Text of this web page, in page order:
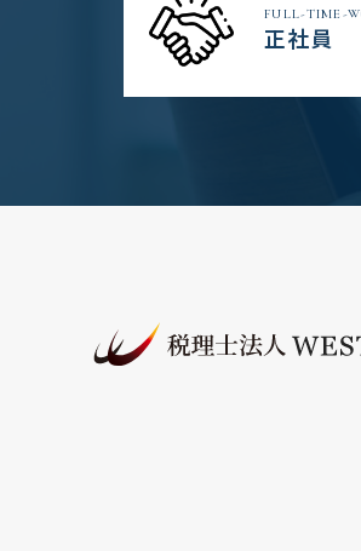
FULL-TIME-
正社員